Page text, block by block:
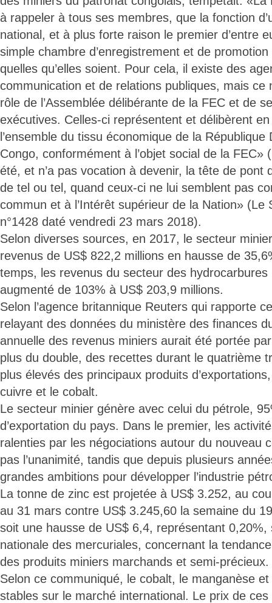
à rappeler à tous ses membres, que la fonction
national, et à plus forte raison le premier d’entre
simple chambre d’enregistrement et de
quelles qu’elles soient. Pour cela, il existe des
communication et de relations publiques, mais ce
rôle de l’Assemblée délibérante de la FEC et de
exécutives. Celles-ci représentent et délibèrent
l’ensemble du tissu économique de la
Congo, conformément à l’objet social de la FEC»
été, et n’a pas vocation à devenir, la tête de pont
de tel ou tel, quand ceux-ci ne lui semblent pas
commun et à l’Intérêt supérieur de la Nation» (Le
n°1428 daté vendredi 23 mars 2018).
Selon diverses sources, en 2017, le secteur
revenus de US$ 822,2 millions en hausse de
temps, les revenus du secteur des
augmenté de 103% à US$ 203,9 millions.
Selon l’agence britannique Reuters qui rapporte
relayant des données du ministère des finances
annuelle des revenus miniers aurait été portée
plus du double, des recettes durant le quatrième
plus élevés des principaux produits
cuivre et le cobalt.
Le secteur minier génère avec celui du pétrole,
d’exportation du pays. Dans le premier, les
ralenties par les négociations autour du nouveau
pas l’unanimité, tandis que depuis plusieurs
grandes ambitions pour développer l’industrie
La tonne de zinc est projetée à US$ 3.252, au
au 31 mars contre US$ 3.245,60 la semaine du
soit une hausse de US$ 6,4, représentant 0,20%,
nationale des mercuriales, concernant la
des produits miniers marchands et semi-précieux.
Selon ce communiqué, le cobalt, le manganèse
stables sur le marché international. Le prix de